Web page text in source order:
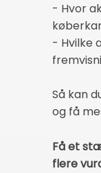
- Hvor
- Hvilke
Så kan
og få
Få et
flere